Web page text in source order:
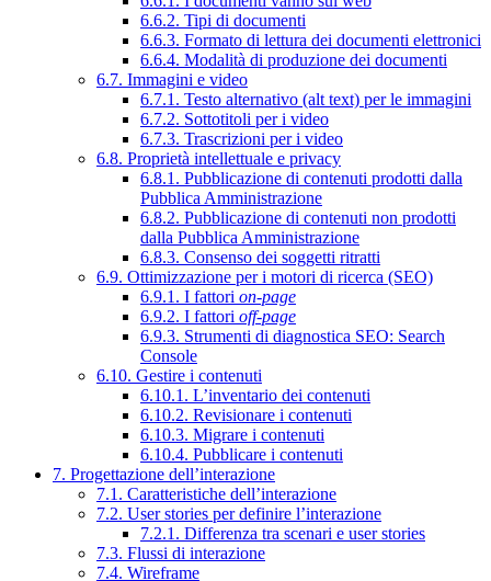
6.6.2. Tipi di documenti
6.6.3. Formato di lettura dei documenti elettronici
6.6.4. Modalità di produzione dei documenti
6.7. Immagini e video
6.7.1. Testo alternativo (alt text) per le immagini
6.7.2. Sottotitoli per i video
6.7.3. Trascrizioni per i video
6.8. Proprietà intellettuale e privacy
6.8.1. Pubblicazione di contenuti prodotti dalla
Pubblica Amministrazione
6.8.2. Pubblicazione di contenuti non prodotti
dalla Pubblica Amministrazione
6.8.3. Consenso dei soggetti ritratti
6.9. Ottimizzazione per i motori di ricerca (SEO)
6.9.1. I fattori on-page
6.9.2. I fattori off-page
6.9.3. Strumenti di diagnostica SEO: Search
Console
6.10. Gestire i contenuti
6.10.1. L’inventario dei contenuti
6.10.2. Revisionare i contenuti
6.10.3. Migrare i contenuti
6.10.4. Pubblicare i contenuti
7. Progettazione dell’interazione
7.1. Caratteristiche dell’interazione
7.2. User stories per definire l’interazione
7.2.1. Differenza tra scenari e user stories
7.3. Flussi di interazione
7.4. Wireframe